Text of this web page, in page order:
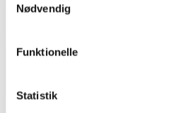
Nødvendig
Funktionelle
Statistik